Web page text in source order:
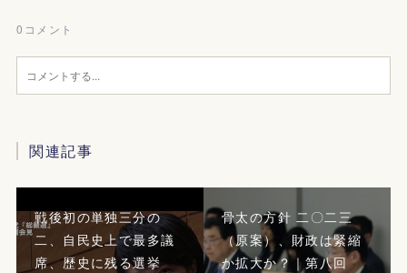
0 コメント
関連記事
戦後初の単独三分の
二、自民史上で最多議
席、歴史に残る選挙
骨太の方針 二〇二三
（原案）、財政は緊縮
か拡大か？｜第八回